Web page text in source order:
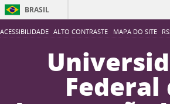
ACESSIBILIDADE ALTO CONTRASTE MAPA DO SITE
BRASIL
Federal